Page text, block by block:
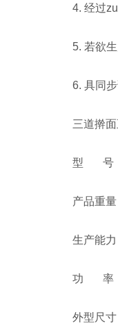
4. 经过zui
5. 若欲生产
6. 具同步
三道擀面
型 号：
产品重量
生产能力
功 率：
外型尺寸